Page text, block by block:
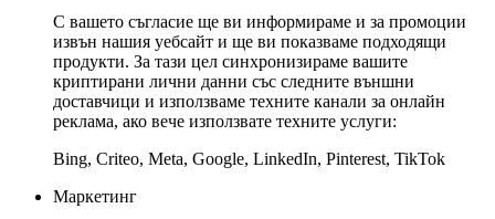
С вашето съгласие ще ви информираме и за промоции
извън нашия уебсайт и ще ви показваме подходящи
продукти. За тази цел синхронизираме вашите
криптирани лични данни със следните външни
доставчици и използваме техните канали за онлайн
реклама, ако вече използвате техните услуги:
Bing, Criteo, Meta, Google, LinkedIn, Pinterest, TikTok
Маркетинг